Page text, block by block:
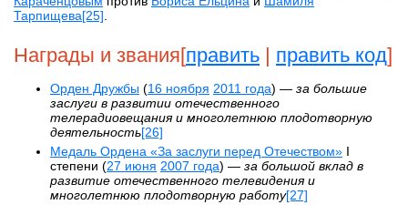
Тарпищева[25]
Награды и звания[править | править код]
Орден Дружбы (16 ноября 2011 года) — за большие
заслуги в развитии отечественного
телерадиовещания и многолетнюю плодотворную
деятельность[26]
Медаль Ордена «За заслуги перед Отечеством» I
степени (27 июня 2007 года) — за большой вклад в
развитие отечественного телевидения и
многолетнюю плодотворную работу[27]